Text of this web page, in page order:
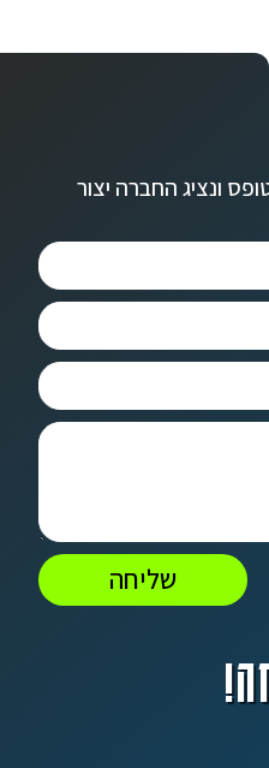
ונציג החברה יצור
שליחה